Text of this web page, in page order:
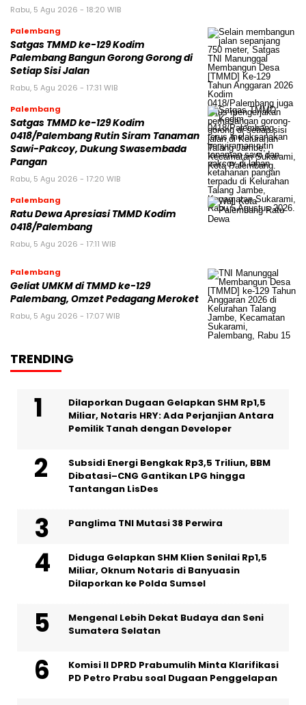
Rabu, 5 Agu 2026 - 18:20 WIB
Palembang
Satgas TMMD ke-129 Kodim
Palembang Bangun Gorong Gorong di
Setiap Sisi Jalan
Rabu, 5 Agu 2026 - 17:31 WIB
Palembang
Satgas TMMD ke-129 Kodim
0418/Palembang Rutin Siram Tanaman
Sawi-Pakcoy, Dukung Swasembada
Pangan
Rabu, 5 Agu 2026 - 17:20 WIB
Palembang
Ratu Dewa Apresiasi TMMD Kodim
0418/Palembang
Rabu, 5 Agu 2026 - 17:11 WIB
Palembang
Geliat UMKM di TMMD ke-129
Palembang, Omzet Pedagang Meroket
Rabu, 5 Agu 2026 - 17:07 WIB
TRENDING
Dilaporkan Dugaan Gelapkan SHM Rp1,5
Miliar, Notaris HRY: Ada Perjanjian Antara
Pemilik Tanah dengan Developer
Subsidi Energi Bengkak Rp3,5 Triliun, BBM
Dibatasi–CNG Gantikan LPG hingga
Tantangan LisDes
Panglima TNI Mutasi 38 Perwira
Diduga Gelapkan SHM Klien Senilai Rp1,5
Miliar, Oknum Notaris di Banyuasin
Dilaporkan ke Polda Sumsel ‎
Mengenal Lebih Dekat Budaya dan Seni
Sumatera Selatan
Komisi II DPRD Prabumulih Minta Klarifikasi
PD Petro Prabu soal Dugaan Penggelapan